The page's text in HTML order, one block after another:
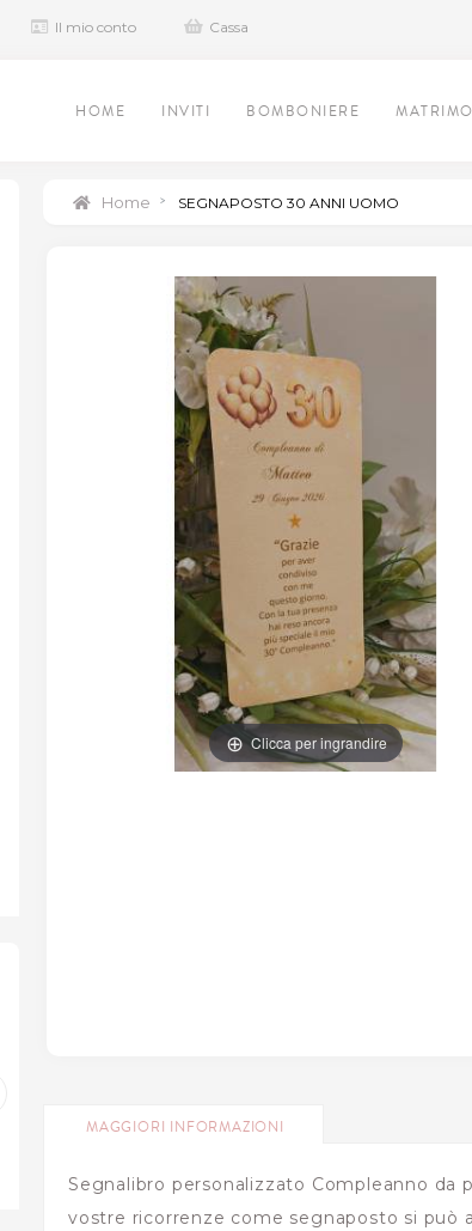
Il mio conto Cassa
HOME INVITI BOMBONIERE
Home > SEGNAPOSTO 30 ANNI UOMO
Clicca per ingrandire
MAGGIORI INFORMAZIONI
Segnalibro personalizzato Compleanno
vostre ricorrenze come segnaposto si